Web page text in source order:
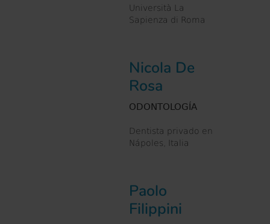
Università La
Sapienza di Roma
Nicola De
Rosa
ODONTOLOGÍA
Dentista privado en
Nápoles, Italia
Paolo
Filippini